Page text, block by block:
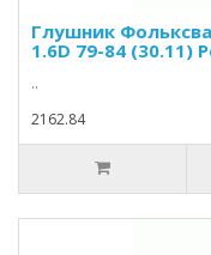
Глушник
1.6D 79-84 (30.11)
..
2162.84